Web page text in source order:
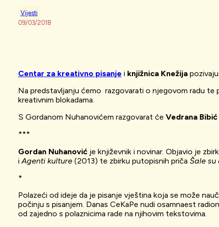
Vijesti
09/03/2018
Centar za kreativno pisanje i knjižnica Knežijapozivaju
Na predstavljanju ćemo razgovarati o njegovom radu
kreativnim blokadama.
S Gordanom Nuhanovićem razgovarat će Vedrana Bibić
***
Gordan Nuhanovićje književnik i novinar. Objavio je
i Agenti kulture(2013) te zbirku putopisnih priča Šale su
*
Polazeći od ideje da je pisanje vještina koja se može
počinju s pisanjem. Danas CeKaPe nudi osamnaest
od zajedno s polaznicima rade na njihovim tekstovima.